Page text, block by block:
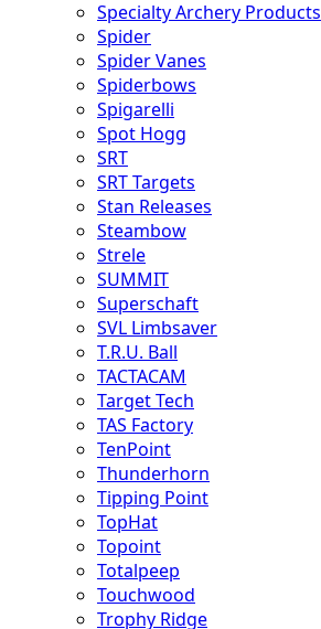
Specialty Archery Products
Spider
Spider Vanes
Spiderbows
Spigarelli
Spot Hogg
SRT
SRT Targets
Stan Releases
Steambow
Strele
SUMMIT
Superschaft
SVL Limbsaver
T.R.U. Ball
TACTACAM
Target Tech
TAS Factory
TenPoint
Thunderhorn
Tipping Point
TopHat
Topoint
Totalpeep
Touchwood
Trophy Ridge